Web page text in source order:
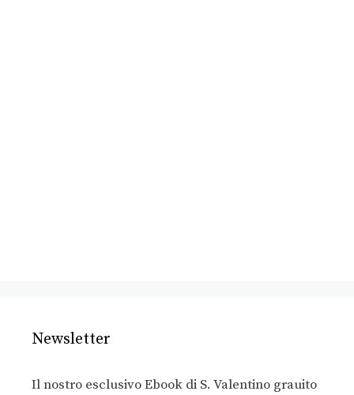
Newsletter
Il nostro esclusivo Ebook di S. Valentino grauito